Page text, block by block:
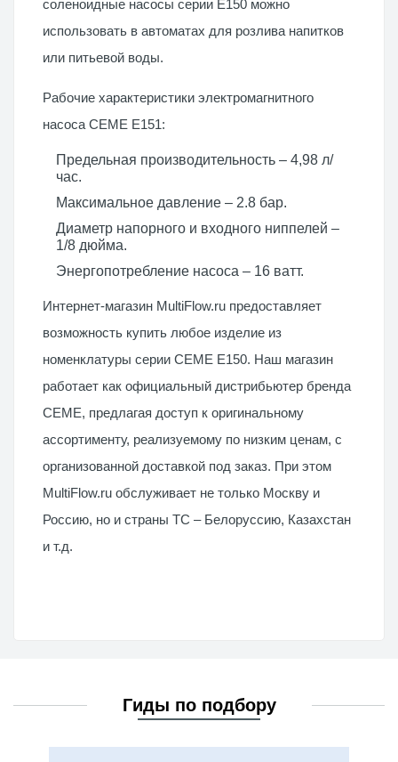
соленоидные насосы серии E150 можно
использовать в автоматах для розлива напитков
или питьевой воды.
Рабочие характеристики электромагнитного
насоса CEME E151:
Предельная производительность – 4,98 л/
час.
Максимальное давление – 2.8 бар.
Диаметр напорного и входного ниппелей –
1/8 дюйма.
Энергопотребление насоса – 16 ватт.
Интернет-магазин MultiFlow.ru предоставляет
возможность купить любое изделие из
номенклатуры серии CEME E150. Наш магазин
работает как официальный дистрибьютер бренда
CEME, предлагая доступ к оригинальному
ассортименту, реализуемому по низким ценам, с
организованной доставкой под заказ. При этом
MultiFlow.ru обслуживает не только Москву и
Россию, но и страны ТС – Белоруссию, Казахстан
и т.д.
Гиды по подбору